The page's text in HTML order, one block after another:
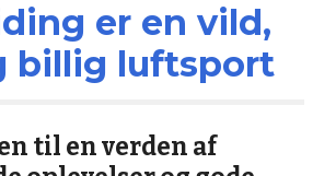
er en vild,
billig luftsport
til en verden af